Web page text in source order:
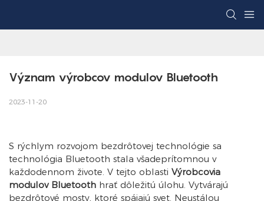
Význam výrobcov modulov Bluetooth
2023-11-20
S rýchlym rozvojom bezdrôtovej technológie sa
technológia Bluetooth stala všadeprítomnou v
každodennom živote. V tejto oblasti Výrobcovia
modulov Bluetooth hrať dôležitú úlohu. Vytvárajú
bezdrôtové mosty, ktoré spájajú svet. Neustálou